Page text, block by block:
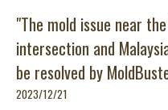
"The mold issue near
intersection and
be resolved by
2023/12/21